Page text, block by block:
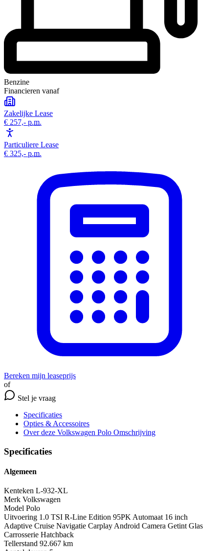
Benzine
Financieren vanaf
Zakelijke Lease
€ 257,- p.m.
Particuliere Lease
€ 325,- p.m.
Bereken mijn leaseprijs
of
Stel je vraag
Specificaties
Opties & Accessoires
Over deze Volkswagen Polo Omschrijving
Specificaties
Algemeen
Kenteken L-932-XL
Merk Volkswagen
Model Polo
Uitvoering 1.0 TSI R-Line Edition 95PK Automaat 16 inch
Adaptive Cruise Navigatie Carplay Android Camera Getint Glas
Carrosserie Hatchback
Tellerstand 92.667 km